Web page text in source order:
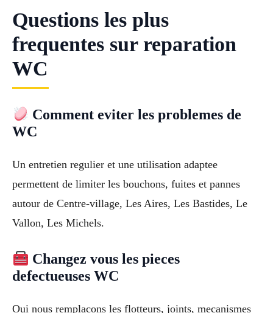
Questions les plus
frequentes sur reparation
WC
Comment eviter les problemes de
WC
Un entretien regulier et une utilisation adaptee
permettent de limiter les bouchons, fuites et pannes
autour de Centre-village, Les Aires, Les Bastides, Le
Vallon, Les Michels.
Changez vous les pieces
defectueuses WC
Oui nous remplacons les flotteurs, joints, mecanismes